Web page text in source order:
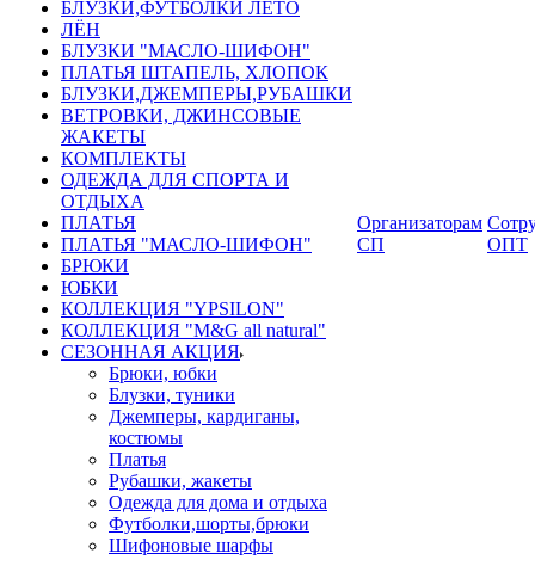
БЛУЗКИ,ФУТБОЛКИ ЛЕТО
ЛЁН
БЛУЗКИ "МАСЛО-ШИФОН"
ПЛАТЬЯ ШТАПЕЛЬ, ХЛОПОК
БЛУЗКИ,ДЖЕМПЕРЫ,РУБАШКИ
ВЕТРОВКИ, ДЖИНСОВЫЕ
ЖАКЕТЫ
КОМПЛЕКТЫ
ОДЕЖДА ДЛЯ СПОРТА И
ОТДЫХА
ПЛАТЬЯ
ПЛАТЬЯ "МАСЛО-ШИФОН"
БРЮКИ
ЮБКИ
КОЛЛЕКЦИЯ "YPSILON"
КОЛЛЕКЦИЯ "M&G all natural"
СЕЗОННАЯ АКЦИЯ
Брюки, юбки
Блузки, туники
Джемперы, кардиганы,
костюмы
Платья
Рубашки, жакеты
Одежда для дома и отдыха
Футболки,шорты,брюки
Шифоновые шарфы
Организаторам
СП
ОПТ